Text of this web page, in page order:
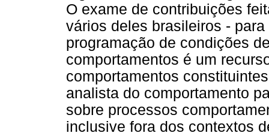
O exame de contribuições
vários deles brasileiros -
programação de condições
comportamentos é um
comportamentos
analista do comportamento
sobre processos
inclusive fora dos contextos